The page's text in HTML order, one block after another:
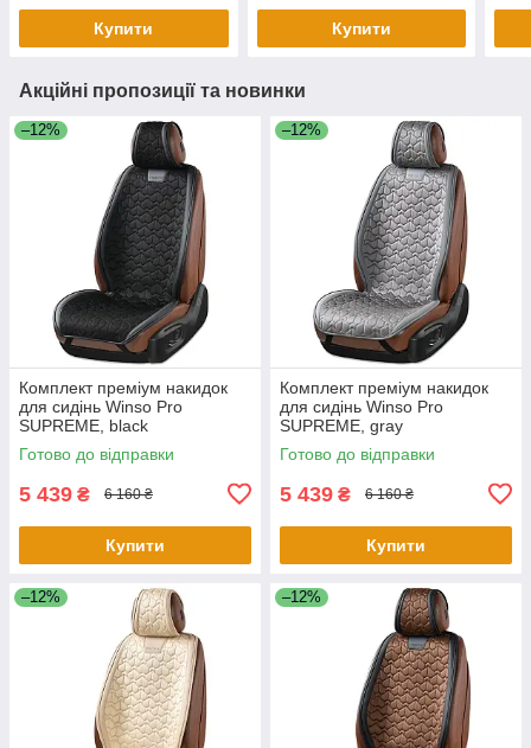
Купити Купити
Акційні пропозиції та новинки
–12%
Комплект преміум накидок
для сидінь Winso Pro
SUPREME, black
Готово до відправки
5 439 ₴ 6 160 ₴
Купити
–12%
Комплект преміум накидок
для сидінь Winso Pro
SUPREME, gray
Готово до відправки
5 439 ₴ 6 160 ₴
Купити
–12% –12%